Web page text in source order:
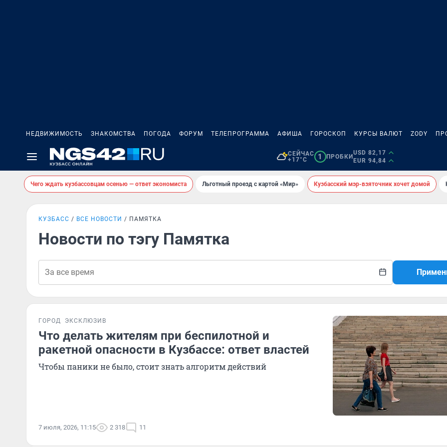
НЕДВИЖИМОСТЬ ЗНАКОМСТВА ПОГОДА ФОРУМ ТЕЛЕПРОГРАММА АФИША ГОРОСКОП КУРСЫ ВАЛЮТ ZODY
СЕЙЧАС
+17°C
1 ПРОБКИ
USD 82,17
EUR 94,84
Чего ждать кузбассовцам осенью — ответ экономиста Льготный проезд с картой «Мир» Кузбасский мэр-взяточник хочет домой
КУЗБАСС ВСЕ НОВОСТИ ПАМЯТКА
Новости по тэгу Памятка
ГОРОД ЭКСКЛЮЗИВ
Что делать жителям при беспилотной и
ракетной опасности в Кузбассе: ответ властей
Чтобы паники не было, стоит знать алгоритм действий
7 июля, 2026, 11:15 2 318 11